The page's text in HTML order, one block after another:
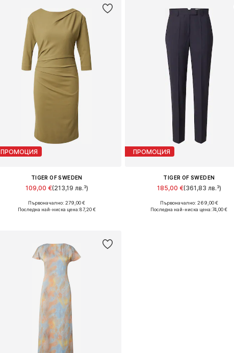
ПРОМОЦИЯ
TIGER OF SWEDEN
109,00 €(213,19 лв.³)
Налични размери: 34
Първоначално: 279,00 €
Последна най-ниска цена:87,20 €
ПРОМОЦИЯ
TIGER OF SWEDEN
185,00 €(361,83 лв.³)
Налични размери: 44
Първоначално: 269,00 €
Последна най-ниска цена:74,00 €